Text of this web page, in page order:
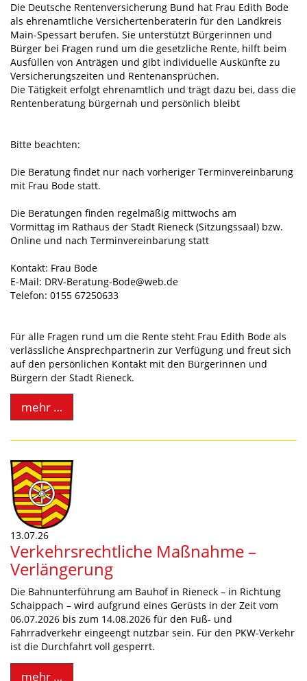
Die Deutsche Rentenversicherung Bund hat Frau Edith Bode
als ehrenamtliche Versichertenberaterin für den Landkreis
Main-Spessart berufen. Sie unterstützt Bürgerinnen und
Bürger bei Fragen rund um die gesetzliche Rente, hilft beim
Ausfüllen von Anträgen und gibt individuelle Auskünfte zu
Versicherungszeiten und Rentenansprüchen.
Die Tätigkeit erfolgt ehrenamtlich und trägt dazu bei, dass die
Rentenberatung bürgernah und persönlich bleibt
Bitte beachten:
Die Beratung findet nur nach vorheriger Terminvereinbarung
mit Frau Bode statt.
Die Beratungen finden regelmäßig mittwochs am
Vormittag im Rathaus der Stadt Rieneck (Sitzungssaal) bzw.
Online und nach Terminvereinbarung statt
Kontakt: Frau Bode
E-Mail: DRV-Beratung-Bode@web.de
Telefon: 0155 67250633
Für alle Fragen rund um die Rente steht Frau Edith Bode als
verlässliche Ansprechpartnerin zur Verfügung und freut sich
auf den persönlichen Kontakt mit den Bürgerinnen und
Bürgern der Stadt Rieneck.
mehr …
13.07.26
Verkehrsrechtliche Maßnahme –
Verlängerung
Die Bahnunterführung am Bauhof in Rieneck – in Richtung
Schaippach – wird aufgrund eines Gerüsts in der Zeit vom
06.07.2026 bis zum 14.08.2026 für den Fuß- und
Fahrradverkehr eingeengt nutzbar sein. Für den PKW-Verkehr
ist die Durchfahrt voll gesperrt.
mehr …